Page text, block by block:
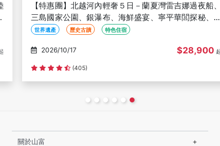
【特惠團】北越河內輕奢５日－蘭夏灣雷吉娜過夜船、
三島國家公園、銀瀑布、海鮮盛宴、寧平華閭探秘、２
晚五星＜無購物含簽＞
世界遺產 歷史古蹟 特色住宿
2026/10/17 $28,900 起
(405)
關於山富